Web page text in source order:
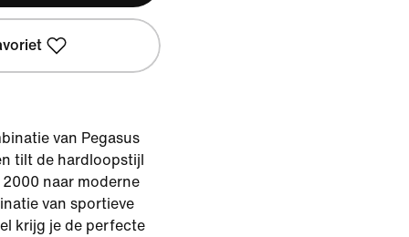
van Pegasus
tilt de hardloopstijl
naar moderne
van sportieve
krijg je de perfecte